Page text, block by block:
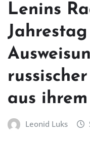
Lenins
aus
Leonid Luks